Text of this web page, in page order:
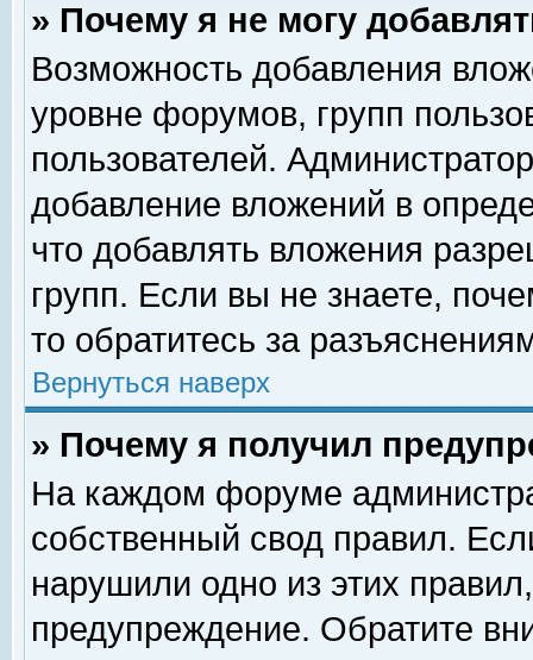
» Почему я не могу
Возможность добавления
уровне форумов, групп
пользователей.
добавление вложений в
что добавлять вложения
групп. Если вы не знаете,
то обратитесь за
Вернуться наверх
» Почему я получил
На каждом форуме
собственный свод правил.
нарушили одно из этих
предупреждение. Обратите